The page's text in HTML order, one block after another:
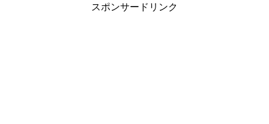
スポンサードリンク